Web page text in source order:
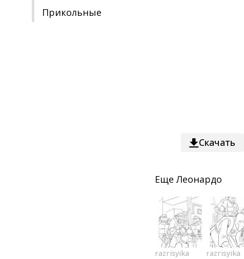
Прикольные
Скачать
ЕщеЛеонардо
razrisyika razrisyika